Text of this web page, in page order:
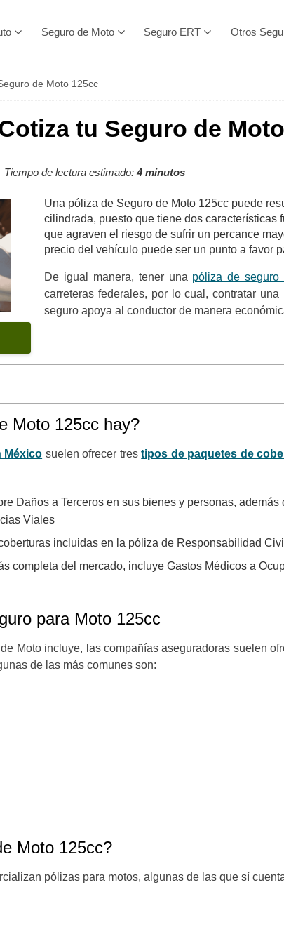
Seguro de Moto Seguro ERT Otros
de Moto 125cc
tu Seguro de
Tiempo de lectura estimado: 4 minutos
Una póliza de Seguro de Moto 125cc puede
cilindrada, puesto que tiene dos características
que agraven el riesgo de sufrir un percance
precio del vehículo puede ser un punto a favor
De igual manera, tener una póliza de seguro
carreteras federales, por lo cual, contratar
seguro apoya al conductor de manera
Moto 125cc hay?
México suelen ofrecer trestipos de paquetes de
Daños a Terceros en sus bienes y personas,
Viales
incluidas en la póliza de Responsabilidad
completa del mercado, incluye Gastos Médicos a
para Moto 125cc
Moto incluye, las compañías aseguradoras suelen
de las más comunes son:
Moto 125cc?
pólizas para motos, algunas de las que sí